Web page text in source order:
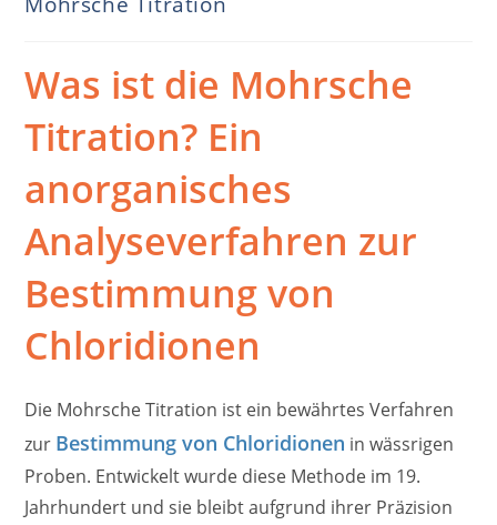
Was ist die Mohrsche
Titration? Ein
anorganisches
Analyseverfahren zur
Bestimmung von
Chloridionen
Die Mohrsche Titration ist ein bewährtes Verfahren
zur Bestimmung von Chloridionen in wässrigen
Proben. Entwickelt wurde diese Methode im 19.
Jahrhundert und sie bleibt aufgrund ihrer Präzision